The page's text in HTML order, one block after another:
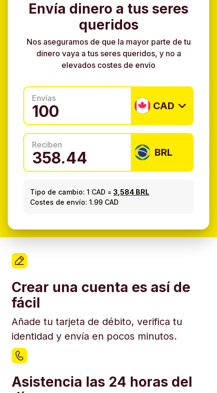
Envía dinero a tus seres
queridos
Nos aseguramos de que la mayor parte de tu
dinero vaya a tus seres queridos, y no a
elevados costes de envío
Envías
CAD
Reciben
BRL
Tipo de cambio: 1 CAD =3,584 BRL
Costes de envío: 1.99 CAD
Crear una cuenta es así de
fácil
Añade tu tarjeta de débito, verifica tu
identidad y envía en pocos minutos.
Asistencia las 24 horas del